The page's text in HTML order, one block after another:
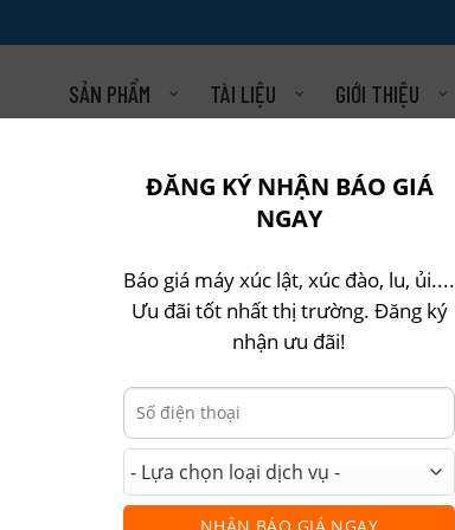
SẢN PHẨM TÀI LIỆU GIỚI THIỆU
ĐĂNG KÝ NHẬN BÁO GIÁ
NGAY
Báo giá máy xúc lật, xúc đào, lu, ủi....
Ưu đãi tốt nhất thị trường. Đăng ký
nhận ưu đãi!